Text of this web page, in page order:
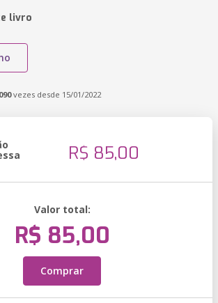
livro
vezes desde 15/01/2022
R$ 85,00
Valor total:
R$ 85,00
Comprar